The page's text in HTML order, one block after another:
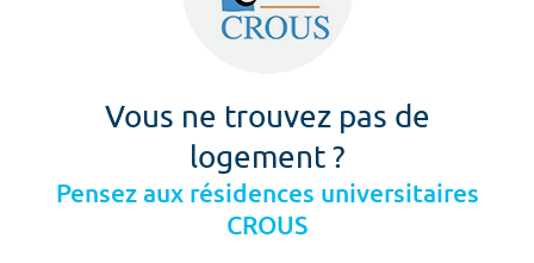
Vous ne trouvez pas de
logement ?
Pensez aux résidences universitaires
CROUS